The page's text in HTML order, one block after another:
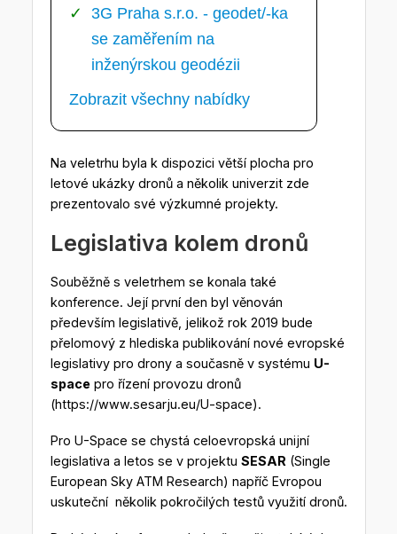
3G Praha s.r.o. - geodet/-ka
se zaměřením na
inženýrskou geodézii
Zobrazit všechny nabídky
Na veletrhu byla k dispozici větší plocha pro
letové ukázky dronů a několik univerzit zde
prezentovalo své výzkumné projekty.
Legislativa kolem dronů
Souběžně s veletrhem se konala také
konference. Její první den byl věnován
především legislativě, jelikož rok 2019 bude
přelomový z hlediska publikování nové evropské
legislativy pro drony a současně v systému U-
spacepro řízení provozu dronů
(https://www.sesarju.eu/U-space).
Pro U-Space se chystá celoevropská unijní
legislativa a letos se v projektu SESAR (Single
European Sky ATM Research) napříč Evropou
uskuteční několik pokročilých testů využití dronů.